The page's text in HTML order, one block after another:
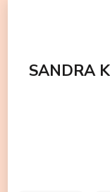
(EnterSANDRA